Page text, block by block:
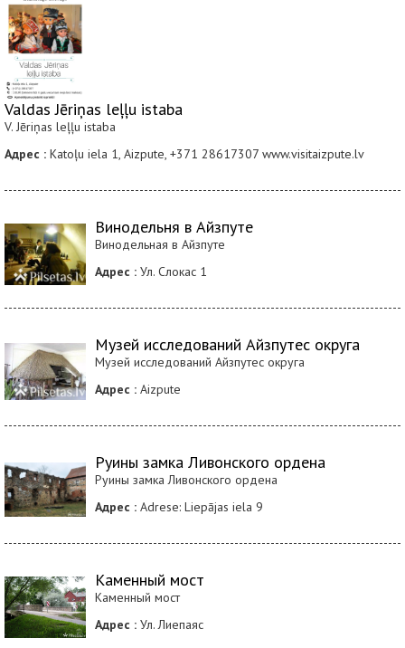
Valdas Jēriņas leļļu istaba
V. Jēriņas leļļu istaba
Адрес : Katoļu iela 1, Aizpute, +371 28617307 www.visitaizpute.lv
Винодельня в Айзпуте
Винодельная в Айзпуте
Адрес : Ул. Слокас 1
Музей исследований Айзпутес округа
Музей исследований Айзпутес округа
Адрес : Aizpute
Руины замка Ливонского ордена
Руины замка Ливонского ордена
Адрес : Adrese: Liepājas iela 9
Каменный мост
Каменный мост
Адрес : Ул. Лиепаяс